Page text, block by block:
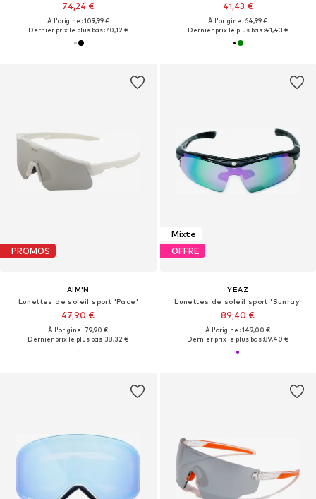
74,24 €
À l'origine : 109,99 €
Dernier prix le plus bas :70,12 €
41,43 €
À l'origine : 64,99 €
Dernier prix le plus bas :41,43 €
PROMOS
AIM'N
Lunettes de soleil sport 'Pace'
47,90 €
À l'origine : 79,90 €
Dernier prix le plus bas :38,32 €
Mixte
OFFRE
YEAZ
Lunettes de soleil sport 'Sunray'
89,40 €
À l'origine : 149,00 €
Dernier prix le plus bas :89,40 €